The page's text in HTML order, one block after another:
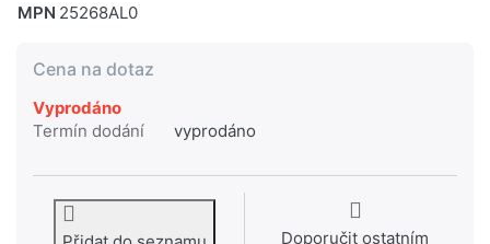
MPN 25268AL0
Cena na dotaz
Vyprodáno
Termín dodání
vyprodáno
Doporučit ostatním